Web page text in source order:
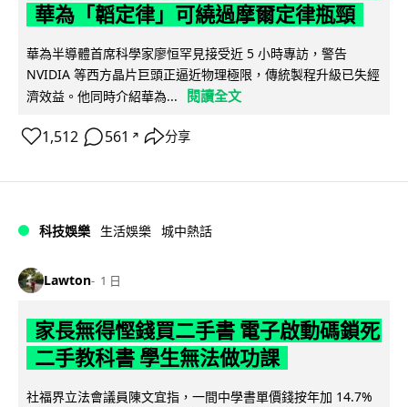
華為「韜定律」可繞過摩爾定律瓶頸
華為半導體首席科學家廖恒罕見接受近 5 小時專訪，警告
NVIDIA 等西方晶片巨頭正逼近物理極限，傳統製程升級已失經
濟效益。他同時介紹華為...
閱讀全文
1,512 561 ↗ 分享
科技娛樂 生活娛樂 城中熱話
Lawton 1 日
家長無得慳錢買二手書 電子啟動碼鎖死
二手教科書 學生無法做功課
社福界立法會議員陳文宜指，一間中學書單價錢按年加 14.7%